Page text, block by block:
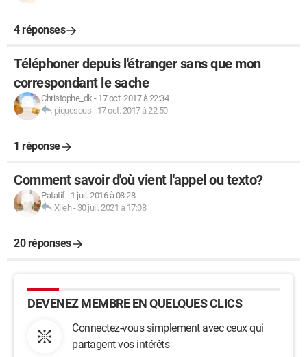
4 réponses
Téléphoner depuis l'étranger sans que mon
correspondant le sache
Christophe_dk- 17 oct. 2017 à 22:34
piquesous - 17 oct. 2017 à 22:50
1 réponse
Comment savoir d'où vient l'appel ou texto?
Patatif- 1 juil. 2016 à 08:28
Xileh- 30 juil. 2021 à 17:08
20 réponses
DEVENEZ MEMBRE EN QUELQUES CLICS
Connectez-vous simplement avec ceux qui
partagent vos intérêts